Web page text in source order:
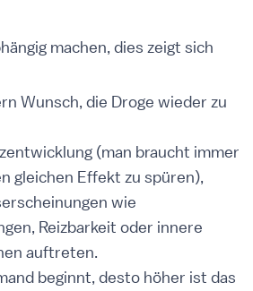
machen, dies zeigt sich
Wunsch, die Droge wieder zu
(man braucht immer
gleichen Effekt zu spüren),
wie
Reizbarkeit oder innere
auftreten.
beginnt, desto höher ist das